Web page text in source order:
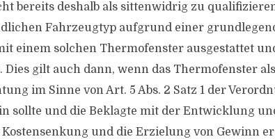
bereits deshalb als sittenwidrig zu
Fahrzeugtyp aufgrund einer
einem solchen Thermofenster ausgestattet
Dies gilt auch dann, wenn das Thermofenster
im Sinne von Art. 5 Abs. 2 Satz 1 der
sollte und die Beklagte mit der Entwicklung
und die Erzielung von Gewinn